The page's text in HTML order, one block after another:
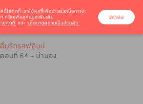
ดื่มรักรสฟลินน์
ตอนที่ 64 - น่ามอง
ต์นี้ใช้คุกกี้ เราใช้คุกกี้เพื่อนำเสนอเนื้อหาและ
คลิกเพื่อดูข้อมูลเพิ่มเติม
ยคุกกี้’ และ ‘นโยบายความเป็นส่วนตัว’
ตกลง